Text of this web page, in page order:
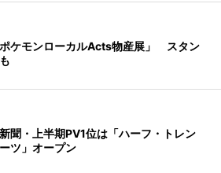
ケモンローカルActs物産展」 スタン
聞・上半期PV1位は「ハーフ・トレン
ツ」オープン